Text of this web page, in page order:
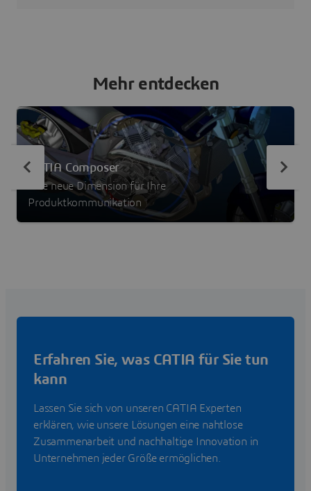
Mehr entdecken
CATIA Composer
Eine neue Dimension für Ihre
Produktkommunikation
Erfahren Sie, was CATIA für Sie tun
kann
Lassen Sie sich von unseren CATIA Experten
erklären, wie unsere Lösungen eine nahtlose
Zusammenarbeit und nachhaltige Innovation in
Unternehmen jeder Größe ermöglichen.